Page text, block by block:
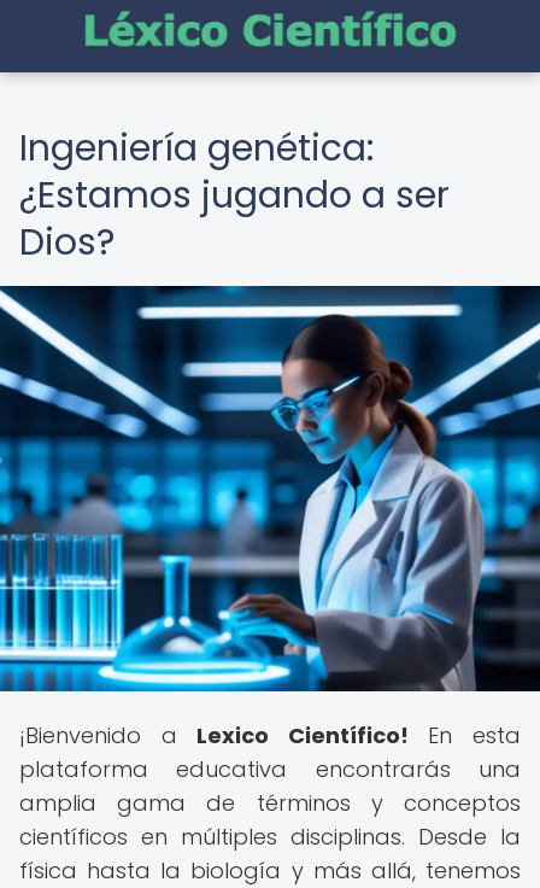
Ingeniería genética:
¿Estamos jugando a ser
Dios?
¡Bienvenido a Lexico Científico! En esta
plataforma educativa encontrarás una
amplia gama de términos y conceptos
científicos en múltiples disciplinas. Desde la
física hasta la biología y más allá, tenemos